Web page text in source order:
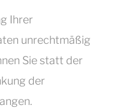
Ihrer
unrechtmäßig
Sie statt der
der